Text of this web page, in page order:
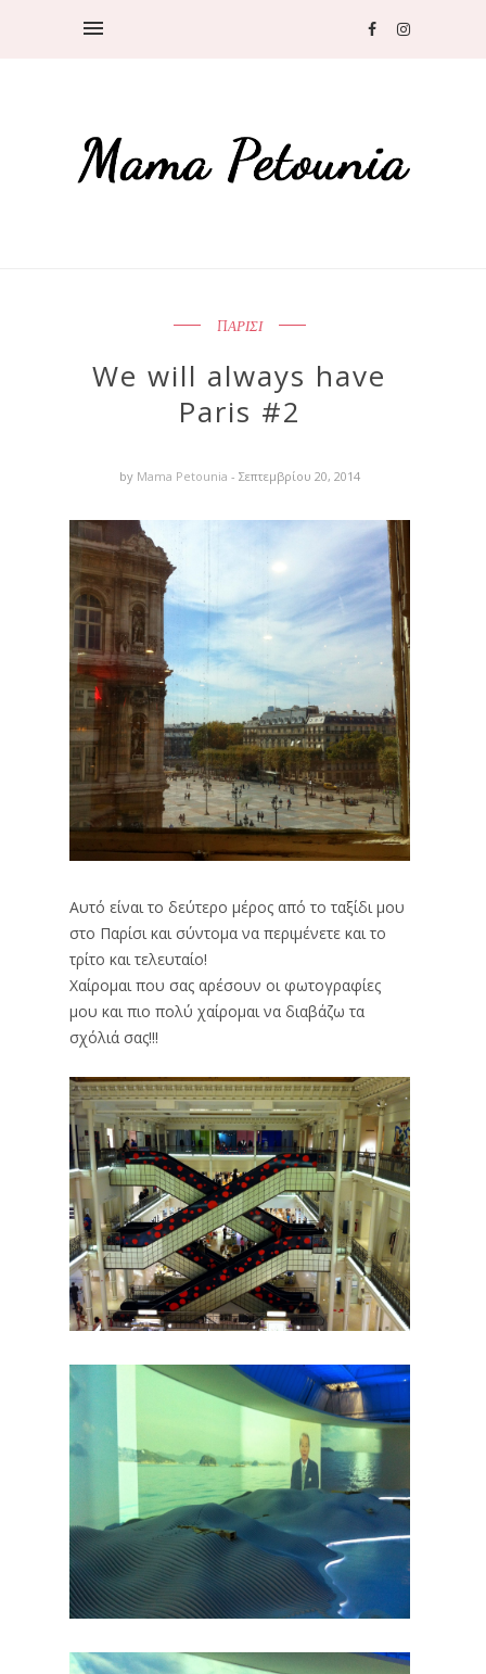
ΠΑΡΙΣΙ
We will always have
Paris #2
by Mama Petounia - Σεπτεμβρίου 20, 2014
Αυτό είναι το δεύτερο μέρος από το ταξίδι μου
στο Παρίσι και σύντομα να περιμένετε και το
τρίτο και τελευταίο!
Χαίρομαι που σας αρέσουν οι φωτογραφίες
μου και πιο πολύ χαίρομαι να διαβάζω τα
σχόλιά σας!!!